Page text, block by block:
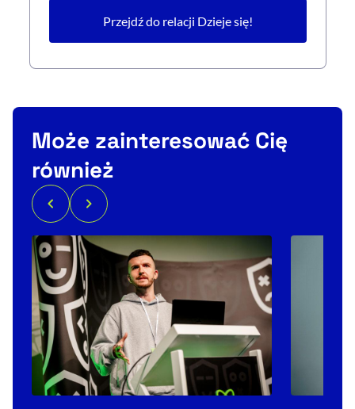
Przejdź do relacji Dzieje się!
Może zainteresować Cię
również